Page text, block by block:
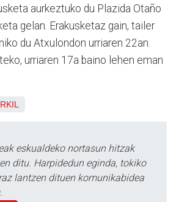
aurkeztuko du Plazida Otaño
gelan. Erakusketaz gain, tailer
du Atxulondon urriaren 22an.
urriaren 17a baino lehen eman
eskualdeko nortasun hitzak
ditu. Harpidedun eginda, tokiko
lantzen dituen komunikabidea